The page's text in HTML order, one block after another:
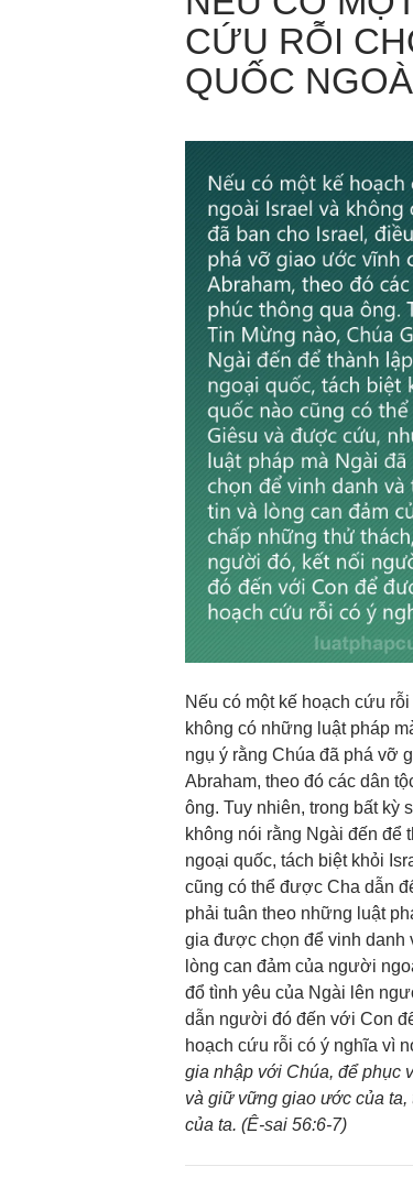
CỨU RỖI
QUỐC
Nếu có một kế hoạch cứu
không có những luật pháp
ngụ ý rằng Chúa đã phá vỡ
Abraham, theo đó các dân
ông. Tuy nhiên, trong bất kỳ
không nói rằng Ngài đến
ngoại quốc, tách biệt khỏi
cũng có thể được Cha dẫn
phải tuân theo những luật
gia được chọn để vinh danh
lòng can đảm của người
đổ tình yêu của Ngài lên
dẫn người đó đến với Con
hoạch cứu rỗi có ý nghĩa vì
gia nhập với Chúa, để phục
và giữ vững giao ước của
của ta. (Ê-sai 56:6-7)